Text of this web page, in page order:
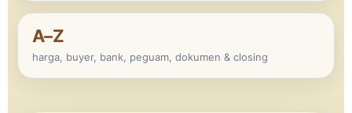
A–Z
harga, buyer, bank, peguam, dokumen & closing